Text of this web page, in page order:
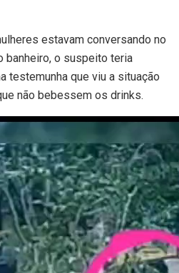
estavam conversando no
banheiro, o suspeito teria
testemunha que viu a situação
não bebessem os drinks.